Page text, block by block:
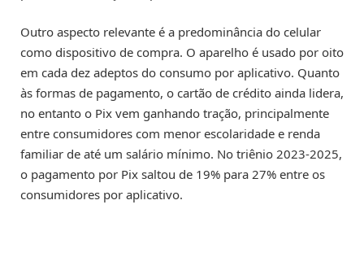
Outro aspecto relevante é a predominância do celular
como dispositivo de compra. O aparelho é usado por oito
em cada dez adeptos do consumo por aplicativo. Quanto
às formas de pagamento, o cartão de crédito ainda lidera,
no entanto o Pix vem ganhando tração, principalmente
entre consumidores com menor escolaridade e renda
familiar de até um salário mínimo. No triênio 2023-2025,
o pagamento por Pix saltou de 19% para 27% entre os
consumidores por aplicativo.